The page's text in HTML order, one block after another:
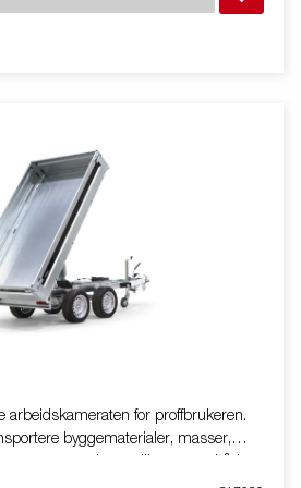
hjørnestolper og
brede utvalg for å gjøre den enda mer
ment for illustrasjon og kan vise
og miljøavgift kan tilkomme.
arbeidskameraten for proffbrukeren.
byggematerialer, masser,
utstyr, er denne tilhengeren både